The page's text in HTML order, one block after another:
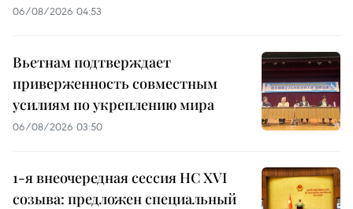
06/08/2026 04:53
Вьетнам подтверждает
приверженность совместным
усилиям по укреплению мира
06/08/2026 03:50
1-я внеочередная сессия НС XVI
созыва: предложен специальный